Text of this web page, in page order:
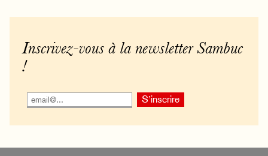
Inscrivez-vous à la newsletter Sambuc
!